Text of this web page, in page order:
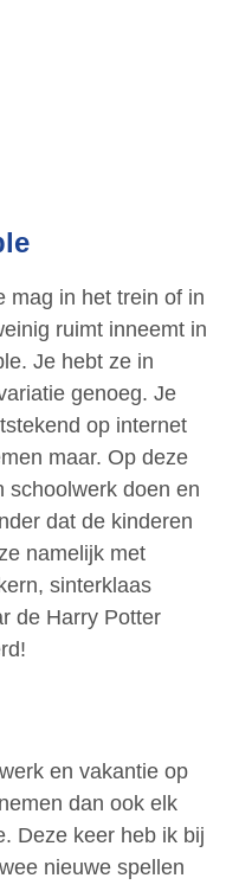
mag in het trein of in
ruimt inneemt in
Je hebt ze in
genoeg. Je
op internet
maar. Op deze
schoolwerk doen en
dat de kinderen
namelijk met
sinterklaas
de Harry Potter
en vakantie op
dan ook elk
Deze keer heb ik bij
nieuwe spellen